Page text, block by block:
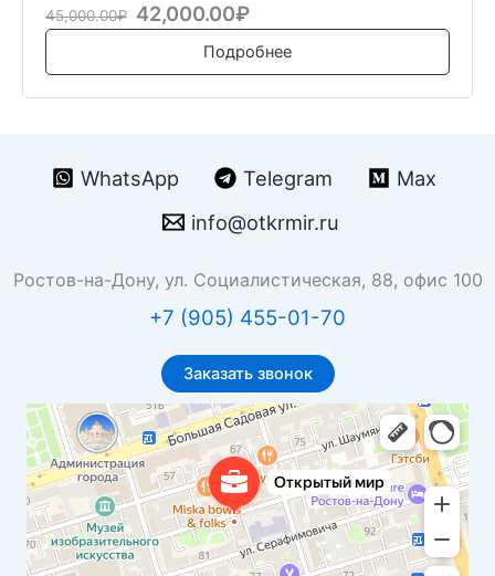
45,000.00₽ 42,000.00₽
Подробнее
WhatsApp Telegram
Max
info@otkrmir.ru
Ростов-на-Дону, ул. Социалистическая, 88, офис 100
+7 (905) 455-01-70
Заказать звонок
Открытый мир
Бюро переводов в Ростове‑на‑Дону